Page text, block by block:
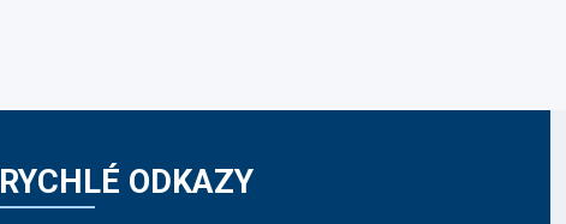
RYCHLÉ ODKAZY